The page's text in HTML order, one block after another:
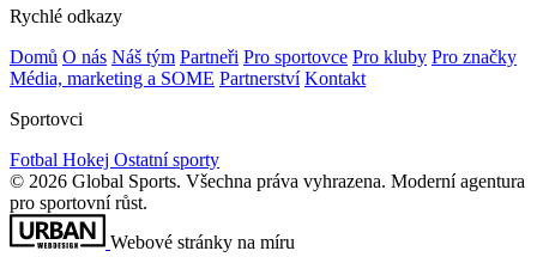
Rychlé odkazy
Domů O nás Náš tým Partneři Pro sportovce Pro kluby Pro značky
Média, marketing a SOME Partnerství Kontakt
Sportovci
Fotbal Hokej Ostatní sporty
© 2026 Global Sports. Všechna práva vyhrazena. Moderní agentura
pro sportovní růst.
Webové stránky na míru